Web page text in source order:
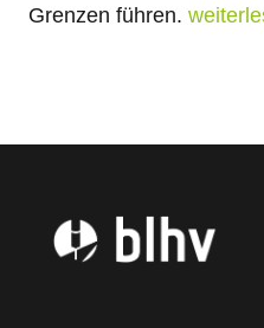
Grenzen führen.